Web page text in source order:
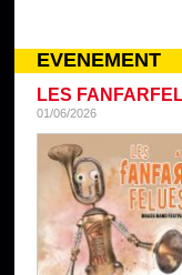
EVENEMENT
LES
01/06/2026